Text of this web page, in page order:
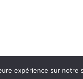
expérience sur